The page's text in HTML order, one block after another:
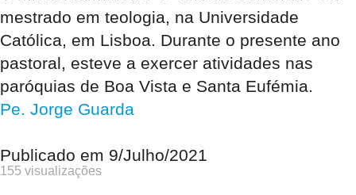
mestrado em teologia, na Universidade
Católica, em Lisboa. Durante o presente ano
pastoral, esteve a exercer atividades nas
paróquias de Boa Vista e Santa Eufémia.
Pe. Jorge Guarda
Publicado em 9/Julho/2021
155 visualizações